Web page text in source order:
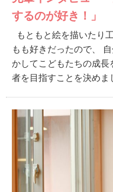
するのが好き！」
もともと絵を描いたり
もも好きだったので、
かしてこどもたちの成
者を目指すことを決め